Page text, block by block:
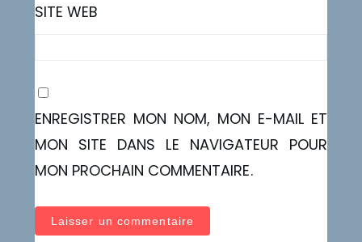
SITE WEB
ENREGISTRER MON NOM, MON E-MAIL ET
MON SITE DANS LE NAVIGATEUR POUR
MON PROCHAIN COMMENTAIRE.